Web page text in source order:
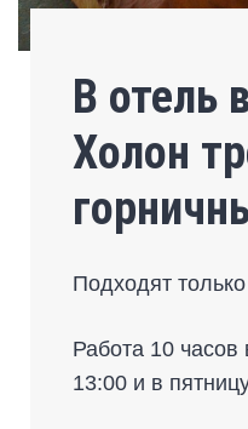
В отель
Холон
Подходят
Работа 10
13:00 и в